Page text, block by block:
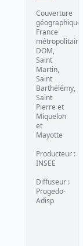
Couverture
géographique :
France
métropolitaine,
DOM,
Saint
Martin,
Saint
Barthélémy,
Saint
Pierre et
Miquelon
et
Mayotte
Producteur :
INSEE
Diffuseur :
Progedo-
Adisp